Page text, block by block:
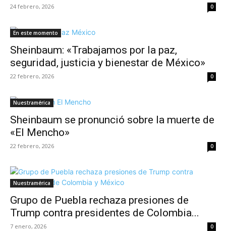
24 febrero, 2026 0
En este momento
Sheinbaum: «Trabajamos por la paz,
seguridad, justicia y bienestar de México»
22 febrero, 2026 0
Nuestramérica
Sheinbaum se pronunció sobre la muerte de
«El Mencho»
22 febrero, 2026 0
Nuestramérica
Grupo de Puebla rechaza presiones de
Trump contra presidentes de Colombia...
7 enero, 2026 0